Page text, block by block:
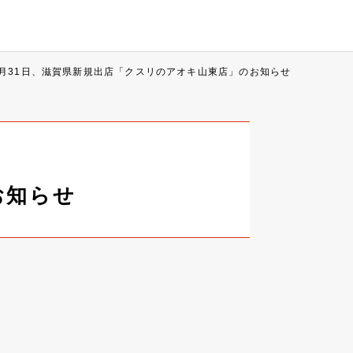
31日、滋賀県新規出店「クスリのアオキ山東店」のお知らせ
らせ